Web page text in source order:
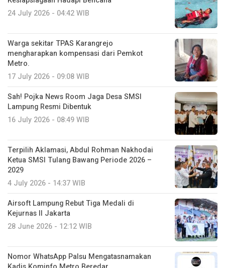
24 July 2026 - 04:42 WIB
Warga sekitar TPAS Karangrejo
mengharapkan kompensasi dari Pemkot
Metro.
17 July 2026 - 09:08 WIB
Sah! Pojka News Room Jaga Desa SMSI
Lampung Resmi Dibentuk
16 July 2026 - 08:49 WIB
Terpilih Aklamasi, Abdul Rohman Nakhodai
Ketua SMSI Tulang Bawang Periode 2026 –
2029
4 July 2026 - 14:37 WIB
Airsoft Lampung Rebut Tiga Medali di
Kejurnas II Jakarta
28 June 2026 - 12:12 WIB
Nomor WhatsApp Palsu Mengatasnamakan